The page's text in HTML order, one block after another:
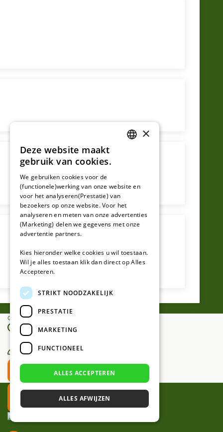
Gratis verzending vanaf €25,-
0
GERMAN
×
Deze website maakt
gebruik van cookies.
We gebruiken cookies voor de
(functionele)werking van onze website en
voor het analyseren(Prestatie) van
bezoekers op onze website. Voor het
analyseren en meten van onze advertenties
(Marketing) delen we gegevens met onze
advertentie partners.
Kies hieronder welke cookies u wil toestaan.
Wil je alles toestaan klik dan direct op Alles
Accepteren.
STRIKT NOODZAKELIJK
PRESTATIE
MARKETING
FUNCTIONEEL
ALLES ACCEPTEREN
ALLES AFWIJZEN